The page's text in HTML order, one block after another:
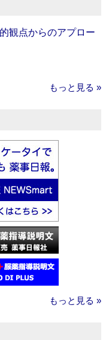
観点からのアプロー
もっと見る »
もっと見る »